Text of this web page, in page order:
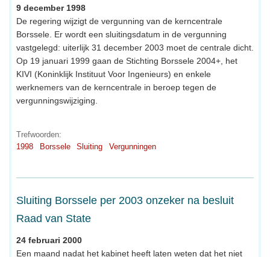
9 december 1998
De regering wijzigt de vergunning van de kerncentrale
Borssele. Er wordt een sluitingsdatum in de vergunning
vastgelegd: uiterlijk 31 december 2003 moet de centrale dicht.
Op 19 januari 1999 gaan de Stichting Borssele 2004+, het
KIVI (Koninklijk Instituut Voor Ingenieurs) en enkele
werknemers van de kerncentrale in beroep tegen de
vergunningswijziging.
Trefwoorden:
1998
Borssele Sluiting Vergunningen
Sluiting Borssele per 2003 onzeker na besluit
Raad van State
24 februari 2000
Een maand nadat het kabinet heeft laten weten dat het niet